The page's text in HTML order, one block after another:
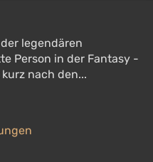
legendären
Person in der Fantasy -
nach den...